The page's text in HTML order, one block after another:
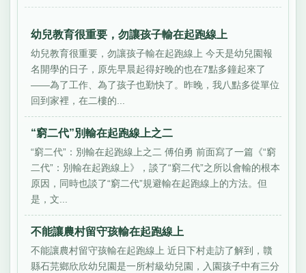
幼兒教育很重要，勿讓孩子輸在起跑線上
幼兒教育很重要，勿讓孩子輸在起跑線上 今天是幼兒園報
名開學的日子，原先早晨起得好晚的也在7點多鐘起來了
——為了工作、為了孩子也勤快了。昨晚，我八點多從單位
回到家裡，在二樓的...
“窮二代”別輸在起跑線上之二
“窮二代”：別輸在起跑線上之二 傅伯勇 前面寫了一篇《“窮
二代”：別輸在起跑線上》，談了“窮二代”之所以會輸的根本
原因，同時也談了“窮二代”規避輸在起跑線上的方法。但
是，文...
不能讓農村留守孩輸在起跑線上
不能讓農村留守孩輸在起跑線上 近日下村走訪了解到，贛
縣石芫鄉欣欣幼兒園是一所村級幼兒園，入園孩子中有三分